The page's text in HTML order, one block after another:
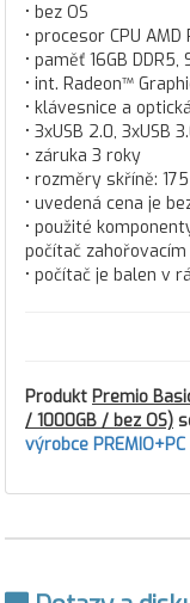
• bez OS
• procesor CPU
• paměť 16GB DDR5,
• int. Radeon™
• klávesnice a
• 3xUSB 2.0, 3xUSB
• záruka 3 roky
• rozměry skříně:
• uvedená cena je
• použité
počítač
• počítač je balen v
Produkt Premio
/ 1000GB / bez OS)
výrobce PREMIO+PC